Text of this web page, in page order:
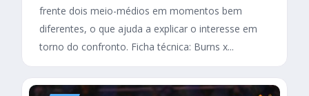
frente dois meio-médios em momentos bem
diferentes, o que ajuda a explicar o interesse em
torno do confronto. Ficha técnica: Burns x...